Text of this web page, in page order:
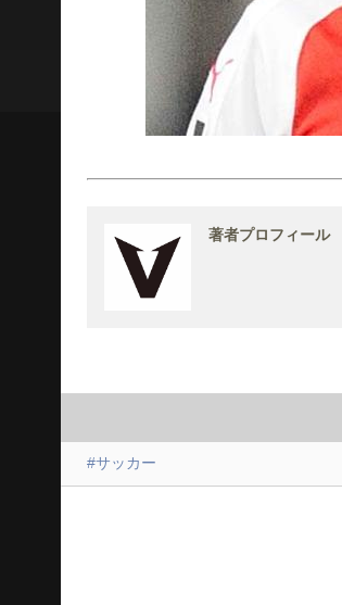
著者プロフィール
#サッカー